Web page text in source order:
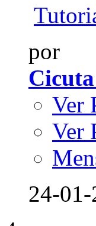
por
Ver
Ver
24-